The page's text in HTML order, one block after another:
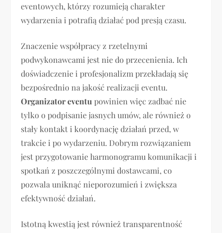
eventowych, którzy rozumieją charakter
wydarzenia i potrafią działać pod presją czasu.
Znaczenie współpracy z rzetelnymi
podwykonawcami jest nie do przecenienia. Ich
doświadczenie i profesjonalizm przekładają się
bezpośrednio na jakość realizacji eventu.
Organizator eventu powinien więc zadbać nie
tylko o podpisanie jasnych umów, ale również o
stały kontakt i koordynację działań przed, w
trakcie i po wydarzeniu. Dobrym rozwiązaniem
jest przygotowanie harmonogramu komunikacji i
spotkań z poszczególnymi dostawcami, co
pozwala uniknąć nieporozumień i zwiększa
efektywność działań.
Istotną kwestią jest również transparentność